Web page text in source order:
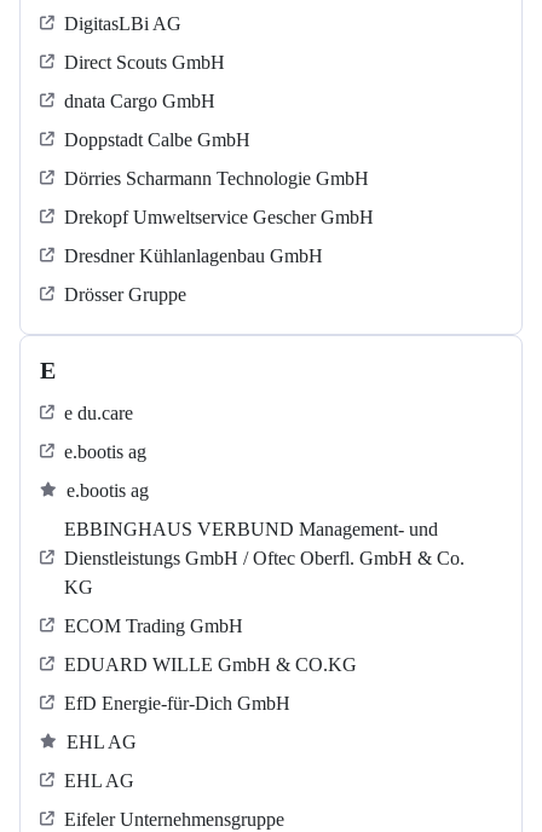
DigitasLBi AG
Direct Scouts GmbH
dnata Cargo GmbH
Doppstadt Calbe GmbH
Dörries Scharmann Technologie GmbH
Drekopf Umweltservice Gescher GmbH
Dresdner Kühlanlagenbau GmbH
Drösser Gruppe
E
e du.care
e.bootis ag
e.bootis ag
EBBINGHAUS VERBUND Management- und
Dienstleistungs GmbH / Oftec Oberfl. GmbH & Co.
KG
ECOM Trading GmbH
EDUARD WILLE GmbH & CO.KG
EfD Energie-für-Dich GmbH
EHL AG
EHL AG
Eifeler Unternehmensgruppe